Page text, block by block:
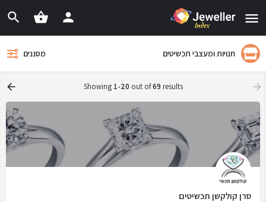
חנויות ומעצבי תכשיטים מסננים
Showing 1-20 out of69 results
סרן קולקשן תכשיטים